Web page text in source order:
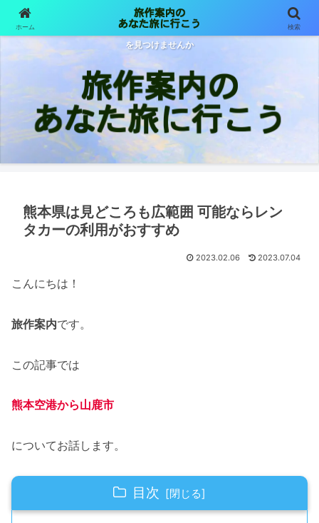
旅は目的も行先も様々 旅作案内が体験した旅をご紹介します あなた色の旅
を見つけませんか
熊本県は見どころも広範囲 可能ならレン
タカーの利用がおすすめ
2023.02.06 2023.07.04
こんにちは！
旅作案内です。
この記事では
熊本空港から山鹿市
についてお話します。
目次
ホーム 検索